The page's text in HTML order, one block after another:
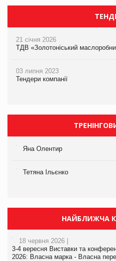
21 січня 2026
ТДВ «Золотоніський
03 липня 2023
Тендери компанії
Яна Олентир
Тетяна Ільєнко
НАЙБЛИЖЧА
18 червня 2026 |
3-4 вересня Виставки та
2026: Власна марка - Власна